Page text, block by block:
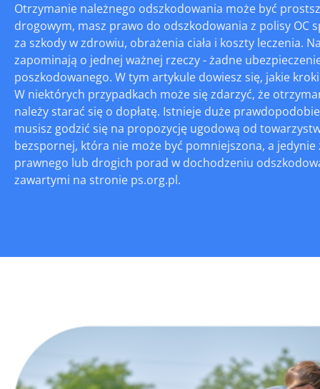
Otrzymanie należnego odszkodowania może być
drogowym, masz prawo do odszkodowania z polisy OC
za szkody w zdrowiu, obrażenia ciała i koszty leczenia.
zapominają o jednej ważnej rzeczy - żadne
poszkodowanego. W tym artykule dowiesz się, jakie
W niektórych przypadkach może się zdarzyć, że
należy starać się o dopłatę. Istnieje duże
musisz godzić się na propozycję ugodową od
bezspornej, która nie może być pomniejszona, a
prawnego lub drogich porad w dochodzeniu
zawartymi na stronie ps.org.pl.